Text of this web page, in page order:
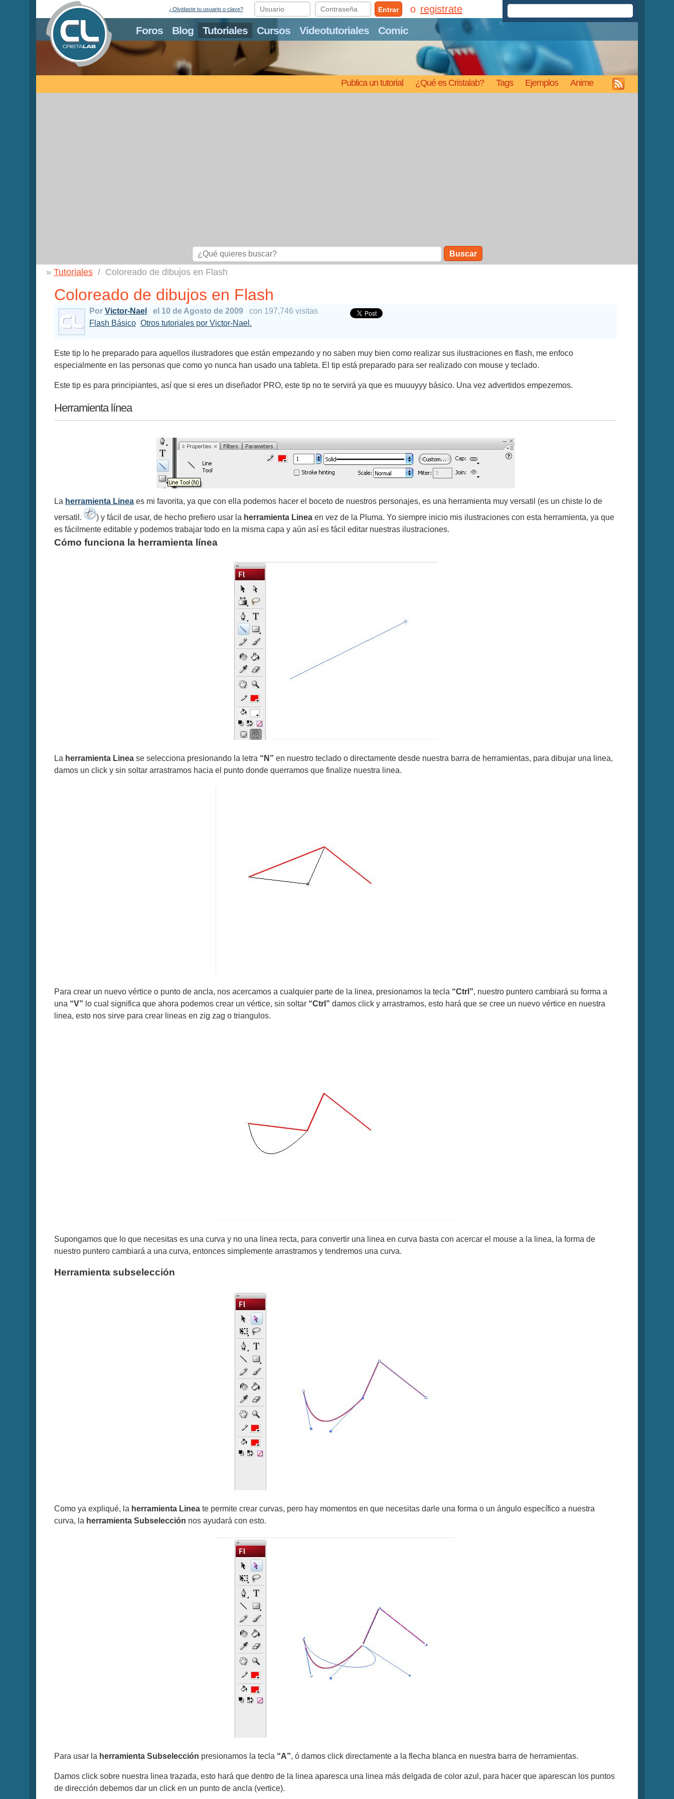
Foros Blog Tutoriales Cursos Videotutoriales Comic
Publica un tutorial ¿Qué es Cristalab? Tags Ejemplos Anime
¿Olvidaste tu usuario o clave? Entrar registrate
Buscar
Tutoriales Coloreado de dibujos en Flash
Coloreado de dibujos en Flash
Por Victor-Nael el 10 de Agosto de 2009
con 197,746 visitas
Flash Básico Otros tutoriales por Victor-Nael.
Este tip lo he preparado para aquellos ilustradores que están empezando y no saben muy bien como realizar sus ilustraciones en flash, me enfoco
especialmente en las personas que como yo nunca han usado una tableta. El tip está preparado para ser realizado con mouse y teclado.
Este tip es para principiantes, así que si eres un diseñador PRO, este tip no te servirá ya que es muuuyyy básico. Una vez advertidos empezemos.
Herramienta línea
La herramienta Linea es mi favorita, ya que con ella podemos hacer el boceto de nuestros personajes, es una herramienta muy versatil (es un chiste lo de
versatil.
) y fácil de usar, de hecho prefiero usar la herramienta Linea en vez de la Pluma. Yo siempre inicio mis ilustraciones con esta herramienta, ya que
es fácilmente editable y podemos trabajar todo en la misma capa y aún así es fácil editar nuestras ilustraciones.
Cómo funciona la herramienta línea
La herramienta Linea se selecciona presionando la letra “N” en nuestro teclado o directamente desde nuestra barra de herramientas, para dibujar una linea,
damos un click y sin soltar arrastramos hacia el punto donde querramos que finalize nuestra linea.
Para crear un nuevo vértice o punto de ancla, nos acercamos a cualquier parte de la linea, presionamos la tecla “Ctrl”, nuestro puntero cambiará su forma a
una “V” lo cual significa que ahora podemos crear un vértice, sin soltar “Ctrl” damos click y arrastramos, esto hará que se cree un nuevo vértice en nuestra
linea, esto nos sirve para crear lineas en zig zag o triangulos.
Supongamos que lo que necesitas es una curva y no una linea recta, para convertir una linea en curva basta con acercar el mouse a la linea, la forma de
nuestro puntero cambiará a una curva, entonces simplemente arrastramos y tendremos una curva.
Herramienta subselección
Como ya expliqué, la herramienta Linea te permite crear curvas, pero hay momentos en que necesitas darle una forma o un ángulo específico a nuestra
curva, la herramienta Subselección nos ayudará con esto.
Para usar la herramienta Subselección presionamos la tecla “A”, ó damos click directamente a la flecha blanca en nuestra barra de herramientas.
Damos click sobre nuestra linea trazada, esto hará que dentro de la linea aparesca una linea más delgada de color azul, para hacer que aparescan los puntos
de dirección debemos dar un click en un punto de ancla (vertice).